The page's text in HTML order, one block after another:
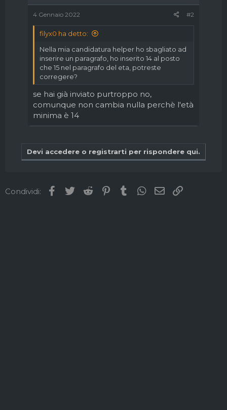
4 Gennaio 2022 #2
filyx0 ha detto:
Nella mia candidatura helper ho sbagliato ad
inserire un paragrafo, ho inserito 14 al posto
che 15 nel paragrafo del eta, potreste
corregere?
se hai già inviato purtroppo no,
comunque non cambia nulla perchè l'età
minima è 14
Devi accedere o registrarti per rispondere qui.
Condividi: Facebook
TwitterReddit PinterestTumblrWhatsApp
Email